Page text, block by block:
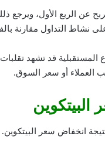
عن الربع الأول، ويرجع
نشاط التداول مقارنة
المستقبلية قد تشهد
العملاء أو سعر السوق.
انخفاض سعر البيتكوين.